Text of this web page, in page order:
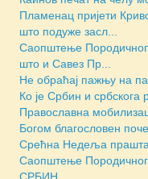
Пламенац пријети
што подуже засл...
Саопштење Породичног
што и Савез Пр...
Не обраћај пажњу на
Ко је Србин и србскога
Православна
Богом благословен
Срећна Недеља
Саопштење